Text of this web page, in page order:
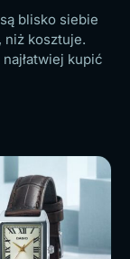
blisko siebie
niż kosztuje.
kupić